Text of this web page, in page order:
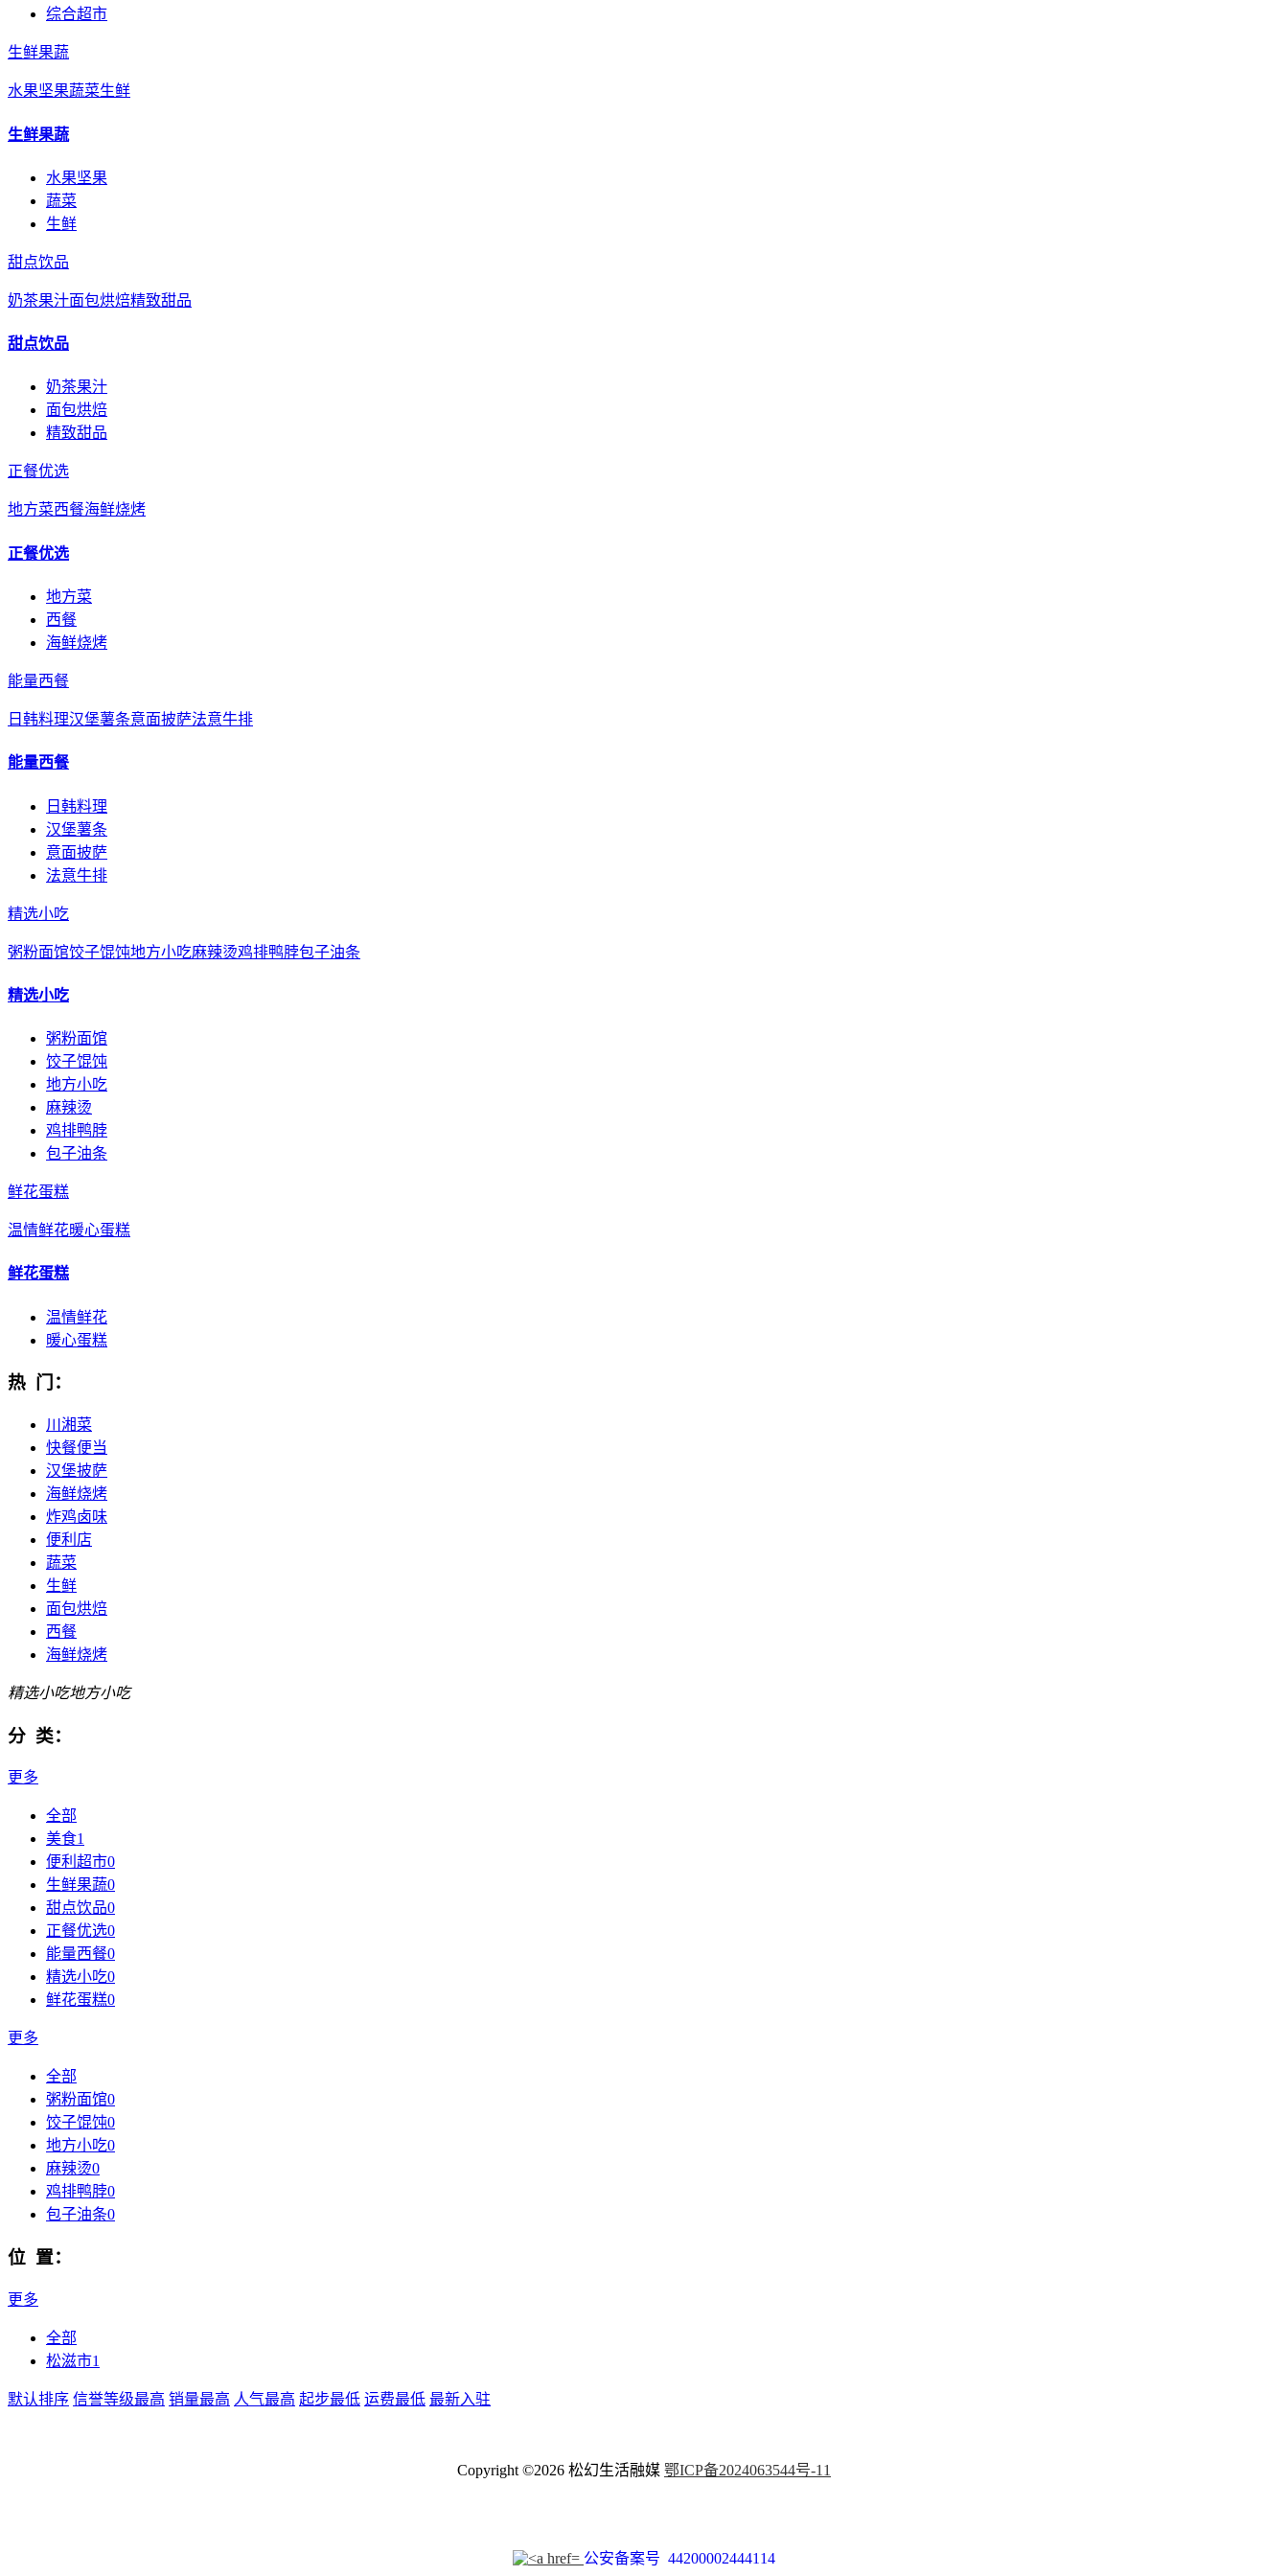
综合超市
生鲜果蔬
水果坚果蔬菜生鲜
生鲜果蔬
水果坚果
蔬菜
生鲜
甜点饮品
奶茶果汁面包烘焙精致甜品
甜点饮品
奶茶果汁
面包烘焙
精致甜品
正餐优选
地方菜西餐海鲜烧烤
正餐优选
地方菜
西餐
海鲜烧烤
能量西餐
日韩料理汉堡薯条意面披萨法意牛排
能量西餐
日韩料理
汉堡薯条
意面披萨
法意牛排
精选小吃
粥粉面馆饺子馄饨地方小吃麻辣烫鸡排鸭脖包子油条
精选小吃
粥粉面馆
饺子馄饨
地方小吃
麻辣烫
鸡排鸭脖
包子油条
鲜花蛋糕
温情鲜花暖心蛋糕
鲜花蛋糕
温情鲜花
暖心蛋糕
热 门：
川湘菜
快餐便当
汉堡披萨
海鲜烧烤
炸鸡卤味
便利店
蔬菜
生鲜
面包烘焙
西餐
海鲜烧烤
精选小吃地方小吃
分 类：
更多
全部
美食1
便利超市0
生鲜果蔬0
甜点饮品0
正餐优选0
能量西餐0
精选小吃0
鲜花蛋糕0
更多
全部
粥粉面馆0
饺子馄饨0
地方小吃0
麻辣烫0
鸡排鸭脖0
包子油条0
位 置：
更多
全部
松滋市1
默认排序 信誉等级最高 销量最高 人气最高 起步最低 运费最低 最新入驻
Copyright ©2026 松幻生活融媒 鄂ICP备2024063544号-11
公安备案号 44200002444114